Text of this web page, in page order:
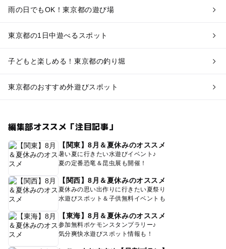
雨の日でもOK！東京都の遊び場
東京都の1日中遊べるスポット
子どもと楽しめる！東京都の釣り堀
東京都のおすすめ外遊びスポット
編集部オススメ「注目記事」
【関東】8月＆夏休みのオススメ
暑い夏に行きたい水遊びイベント♪
夏の定番恐竜＆昆虫展も開催！
【関西】8月＆夏休みのオススメ
夏休みの思い出作りに行きたい夏祭り
水遊びスポット＆子供無料イベントも
【東海】8月＆夏休みのオススメ
参加無料ポケモンスタンプラリー♪
気分爽快水遊びスポット情報も！